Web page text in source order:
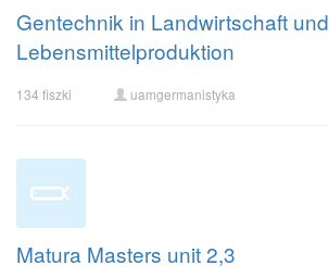
Gentechnik in Landwirtschaft und
Lebensmittelproduktion
134 fiszki uamgermanistyka
Matura Masters unit 2,3